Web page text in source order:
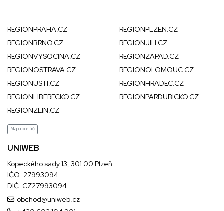
REGIONPRAHA.CZ
REGIONPLZEN.CZ
REGIONBRNO.CZ
REGIONJIH.CZ
REGIONVYSOCINA.CZ
REGIONZAPAD.CZ
REGIONOSTRAVA.CZ
REGIONOLOMOUC.CZ
REGIONUSTI.CZ
REGIONHRADEC.CZ
REGIONLIBERECKO.CZ
REGIONPARDUBICKO.CZ
REGIONZLIN.CZ
Mapa portálů
UNIWEB
Kopeckého sady 13, 301 00 Plzeň
IČO: 27993094
DIČ: CZ27993094
obchod@uniweb.cz